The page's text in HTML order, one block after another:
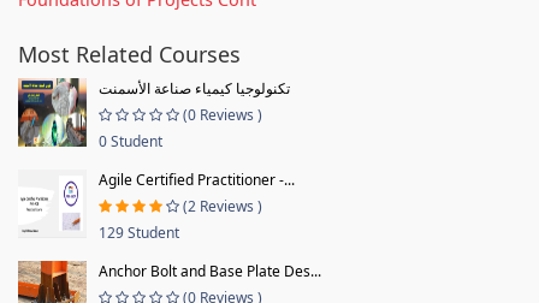
Most Related Courses
تكنولوجيا كيمياء صناعة الأسمنت
(0 Reviews )
0 Student
Agile Certified Practitioner -...
(2 Reviews )
129 Student
Anchor Bolt and Base Plate Des...
(0 Reviews )